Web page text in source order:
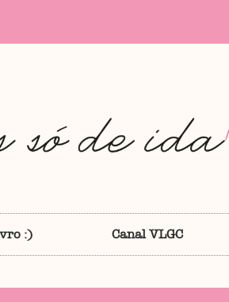
:) Canal VLGC